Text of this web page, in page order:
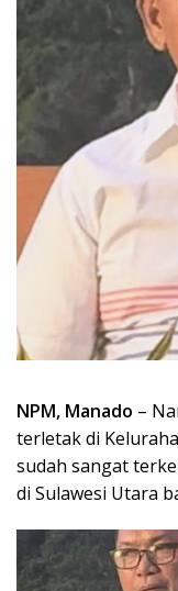
NPM, Manado –
terletak di
sudah sangat
di Sulawesi Utara